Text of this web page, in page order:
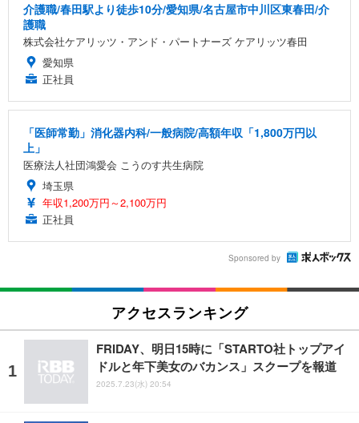
介護職/春田駅より徒歩10分/愛知県/名古屋市中川区東春田/介
護職
株式会社ケアリッツ・アンド・パートナーズ ケアリッツ春田
愛知県
正社員
「医師常勤」消化器内科/一般病院/高額年収「1,800万円以
上」
医療法人社団鴻愛会 こうのす共生病院
埼玉県
年収1,200万円～2,100万円
正社員
Sponsored by
アクセスランキング
FRIDAY、明日15時に「STARTO社トップアイ
ドルと年下美女のバカンス」スクープを報道
2025.7.23(水) 20:54